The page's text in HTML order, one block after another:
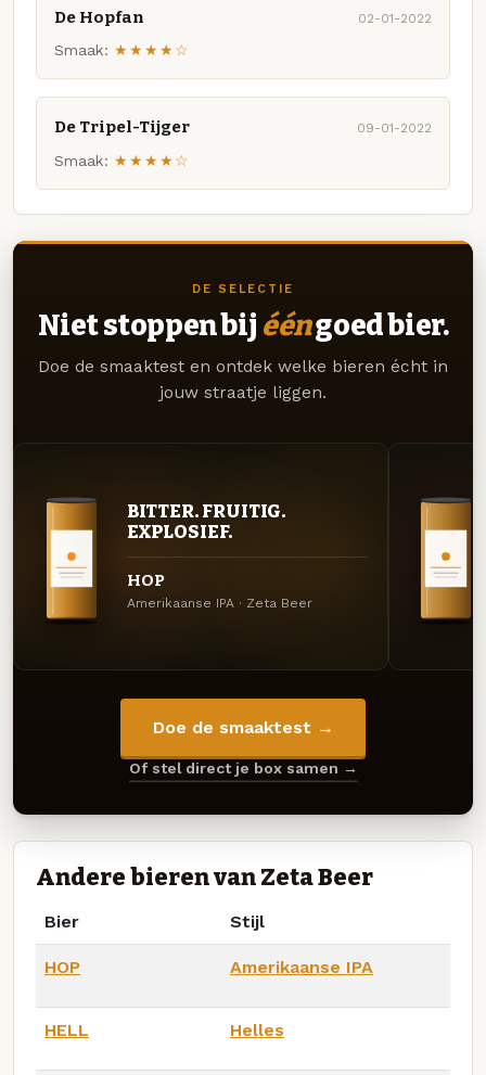
De Hopfan 02-01-2022
Smaak: ★★★★☆
De Tripel-Tijger 09-01-2022
Smaak: ★★★★☆
DE SELECTIE
Niet stoppen bij ééngoed bier.
Doe de smaaktest en ontdek welke bieren écht in
jouw straatje liggen.
BITTER. FRUITIG.
EXPLOSIEF.
HOP
Amerikaanse IPA · Zeta Beer
Doe de smaaktest →
Of stel direct je box samen →
Andere bieren van Zeta Beer
Bier Stijl
HOP Amerikaanse IPA
HELL Helles